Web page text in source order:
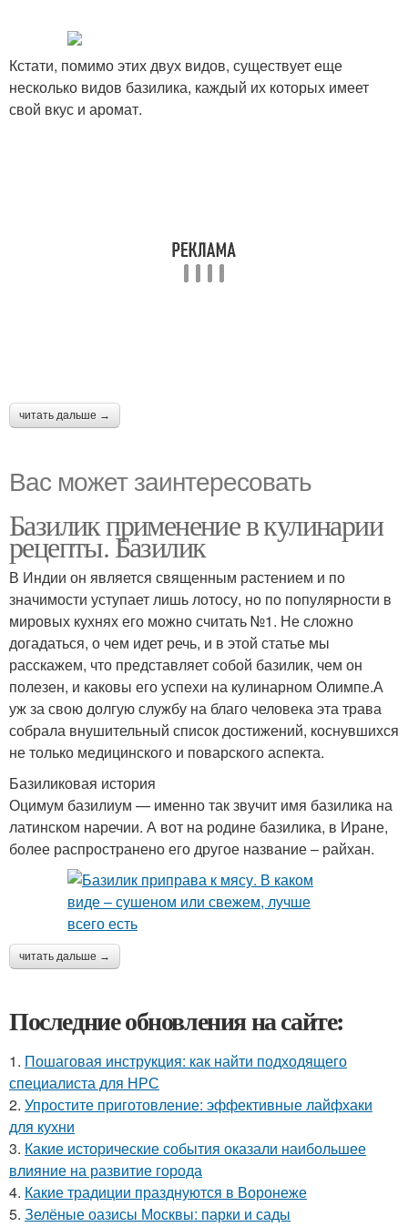
Кстати, помимо этих двух видов, существует еще
несколько видов базилика, каждый их которых имеет
свой вкус и аромат.
читать дальше →
Вас может заинтересовать
Базилик применение в кулинарии
рецепты. Базилик
В Индии он является священным растением и по
значимости уступает лишь лотосу, но по популярности в
мировых кухнях его можно считать №1. Не сложно
догадаться, о чем идет речь, и в этой статье мы
расскажем, что представляет собой базилик, чем он
полезен, и каковы его успехи на кулинарном Олимпе.А
уж за свою долгую службу на благо человека эта трава
собрала внушительный список достижений, коснувшихся
не только медицинского и поварского аспекта.
Базиликовая история
Оцимум базилиум — именно так звучит имя базилика на
латинском наречии. А вот на родине базилика, в Иране,
более распространено его другое название – райхан.
читать дальше →
Последние обновления на сайте:
1. Пошаговая инструкция: как найти подходящего
специалиста для НРС
2. Упростите приготовление: эффективные лайфхаки
для кухни
3. Какие исторические события оказали наибольшее
влияние на развитие города
4. Какие традиции празднуются в Воронеже
5. Зелёные оазисы Москвы: парки и сады